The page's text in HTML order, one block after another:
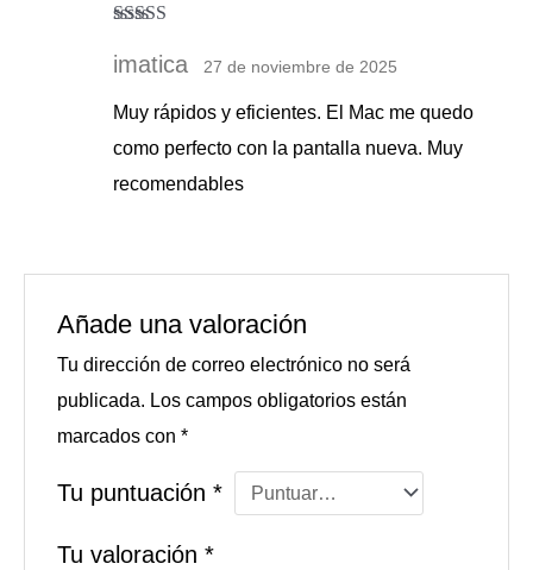
5de 5
imatica 27 de noviembre de 2025
Muy rápidos y eficientes. El Mac me quedo
como perfecto con la pantalla nueva. Muy
recomendables
Añade una valoración
Tu dirección de correo electrónico no será
publicada. Los campos obligatorios están
marcados con*
Tu puntuación*
Tu valoración*